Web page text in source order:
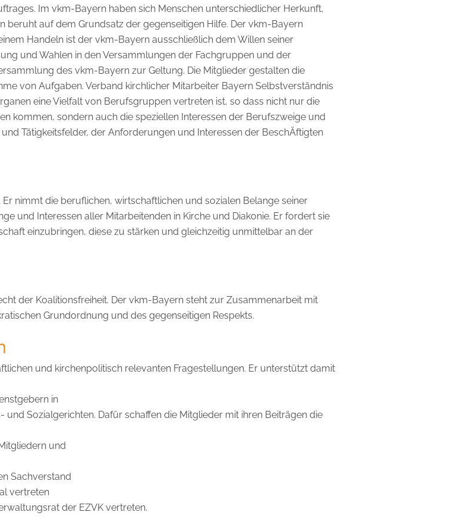
Im vkm-Bayern haben sich Menschen unterschiedlicher Herkunft,
auf dem Grundsatz der gegenseitigen Hilfe. Der vkm-Bayern
Handeln ist der vkm-Bayern ausschließlich dem Willen seiner
und Wahlen in den Versammlungen der Fachgruppen und der
des vkm-Bayern zur Geltung. Die Mitglieder gestalten die
von Aufgaben. Verband kirchlicher Mitarbeiter Bayern Selbstverständnis
eine Vielfalt von Berufsgruppen vertreten ist, so dass nicht nur die
kommen, sondern auch die speziellen Interessen der Berufszweige und
Tätigkeitsfelder, der Anforderungen und Interessen der BeschÄftigten
nimmt die beruflichen, wirtschaftlichen und sozialen Belange seiner
und Interessen aller Mitarbeitenden in Kirche und Diakonie. Er fordert sie
einzubringen, diese zu stärken und gleichzeitig unmittelbar an der
der Koalitionsfreiheit. Der vkm-Bayern steht zur Zusammenarbeit mit
Grundordnung und des gegenseitigen Respekts.
und kirchenpolitisch relevanten Fragestellungen. Er unterstützt damit
in
Sozialgerichten. Dafür schaffen die Mitglieder mit ihren Beiträgen die
und
Sachverstand
vertreten
der EZVK vertreten.